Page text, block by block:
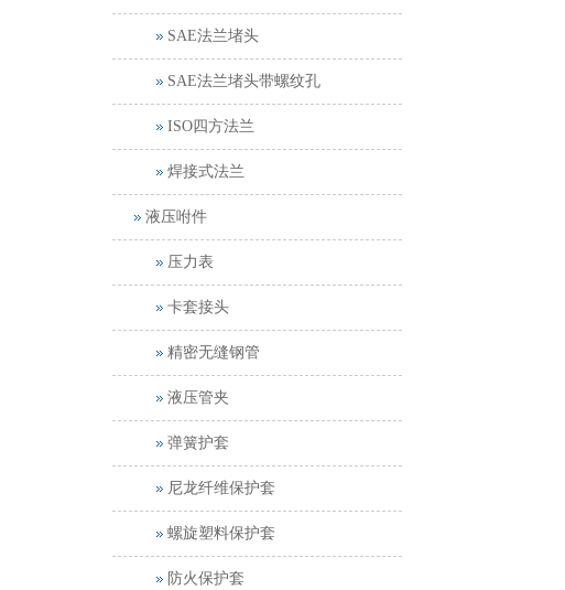
SAE法兰堵头
SAE法兰堵头带螺纹孔
ISO四方法兰
焊接式法兰
液压咐件
压力表
卡套接头
精密无缝钢管
液压管夹
弹簧护套
尼龙纤维保护套
螺旋塑料保护套
防火保护套